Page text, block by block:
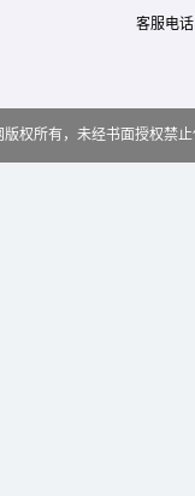
客服电
版权所有，未经书面授权